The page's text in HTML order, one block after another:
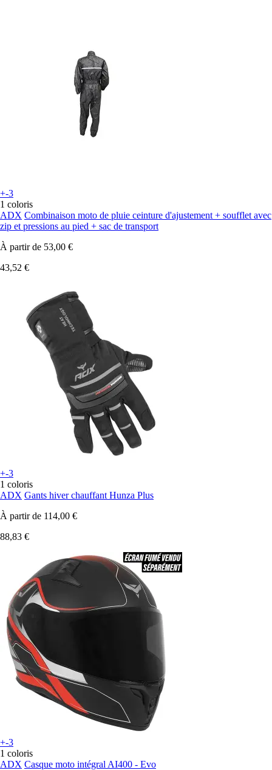
+-3
1 coloris
ADX Combinaison moto de pluie ceinture d'ajustement + soufflet avec
zip et pressions au pied + sac de transport
À partir de 53,00 €
43,52 €
+-3
1 coloris
ADX Gants hiver chauffant Hunza Plus
À partir de 114,00 €
88,83 €
+-3
1 coloris
ADX Casque moto intégral AI400 - Evo